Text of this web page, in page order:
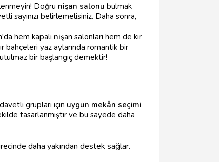
Doğru nişan salonu bulmak
sayınızı belirlemelisiniz. Daha sonra,
hem kapalı nişan salonları hem de kır
bahçeleri yaz aylarında romantik bir
bir başlangıç demektir!
grupları için uygun mekân seçimi
tasarlanmıştır ve bu sayede daha
daha yakından destek sağlar.